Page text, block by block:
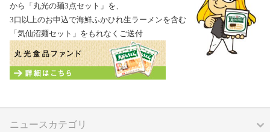
から「丸光の麺3点セット」を、
3口以上のお申込で海鮮ふかひれ生ラーメンを含む
「気仙沼麺セット」をもれなくご送付
ニュースカテゴリ